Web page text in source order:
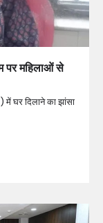
पर महिलाओं से
घर दिलाने का झांसा